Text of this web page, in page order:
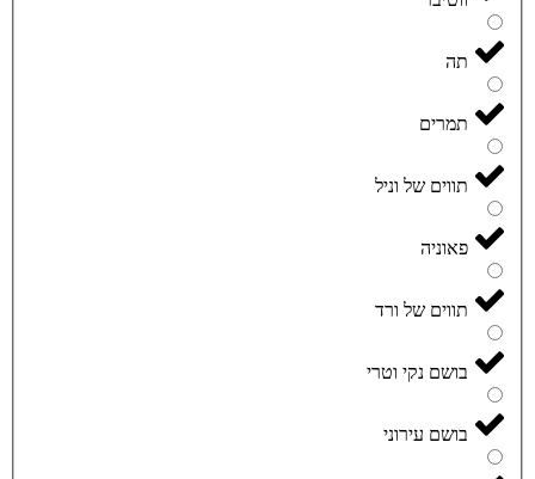
תה
תמרים
תווים של וניל
פאוניה
תווים של ורד
בושם נקי וטרי
בושם עירוני